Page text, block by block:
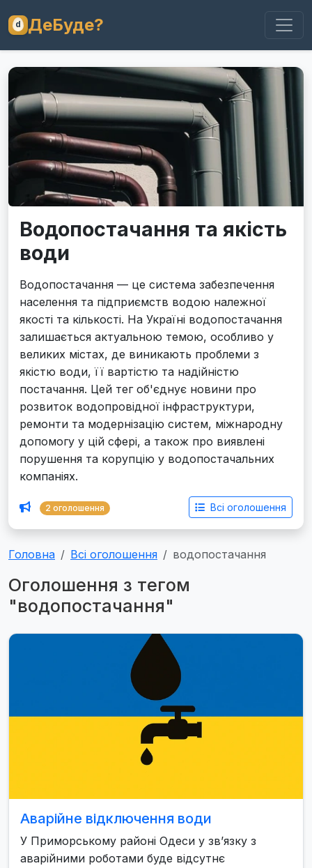
ДеБуде?
Водопостачання та якість
води
Водопостачання — це система забезпечення
населення та підприємств водою належної
якості та кількості. На Україні водопостачання
залишається актуальною темою, особливо у
великих містах, де виникають проблеми з
якістю води, її вартістю та надійністю
постачання. Цей тег об'єднує новини про
розвиток водопровідної інфраструктури,
ремонти та модернізацію систем, міжнародну
допомогу у цій сфері, а також про виявлені
порушення та корупцію у водопостачальних
компаніях.
2 оголошення Всі оголошення
Головна Всі оголошення водопостачання
Оголошення з тегом
"водопостачання"
Аварійне відключення води
У Приморському районі Одеси у зв’язку з
аварійними роботами буде відсутнє